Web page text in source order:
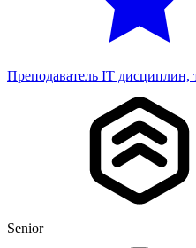
Преподаватель IT дисциплин,
Senior